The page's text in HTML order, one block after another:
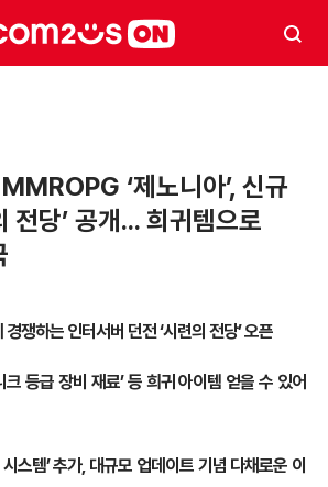
‘제노니아’, 신규
전당’ 공개… 희귀템으로
쟁하는 인터서버 던전 ‘시련의 전당’ 오픈
크 등급 장비 재료’ 등 희귀 아이템 얻을 수 있어
스템’ 추가, 대규모 업데이트 기념 다채로운 이